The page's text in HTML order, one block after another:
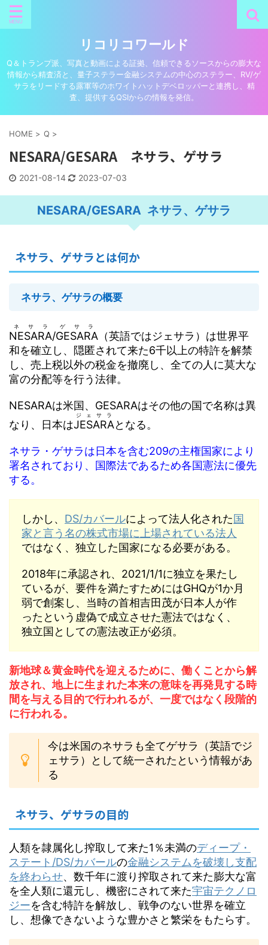
リコリコワールド
Q＆トランプ派、写真と動画による証拠、信頼できるソースからの膨大な
情報から精査済と、量子ステラー金融システムの中心のステラー、RV/ゲ
サラをリードする露軍等のホワイトハットデベロッパーと連携し、精
査、提供するQSIからの情報を発信。
HOME > Q >
NESARA/GESARA ネサラ、ゲサラ
2021-08-14 2023-07-03
NESARA/GESARA ネサラ、ゲサラ
ネサラ、ゲサラとは何か
ネサラ、ゲサラの概要
NESARA
ネサラ
/GESARA
ゲサラ
（英語ではジェサラ）は世界平
和を確立し、隠匿されて来た6千以上の特許を解禁
し、売上税以外の税金を撤廃し、全ての人に莫大な
富の分配等を行う法律。
NESARAは米国、GESARAはその他の国で名称は異
なり、日本はJESARA
ジェサラ
となる。
ネサラ・ゲサラは日本を含む209の主権国家により
署名されており、国際法であるため各国憲法に優先
する。
しかし、 DS/カバールによって法人化された国
家と言う名の株式市場に上場されている法人
ではなく、独立した国家になる必要がある。
2018年に承認され、2021/1/1に独立を果たし
ているが、要件を満たすためにはGHQが1か月
弱で創案し、当時の首相吉田茂が日本人が作
ったという虚偽で成立させた憲法ではなく、
独立国としての憲法改正が必須。
新地球＆黄金時代を迎えるために、働くことから解
放され、地上に生まれた本来の意味を再発見する時
間を与える目的で行われるが、一度ではなく段階的
に行われる。
今は米国のネサラも全てゲサラ（英語でジ
ェサラ）として統一されたという情報があ
る
ネサラ、ゲサラの目的
人類を隷属化し搾取して来た1％未満のディープ・
ステート/DS/カバールの金融システムを破壊し支配
を終わらせ、数千年に渡り搾取されて来た膨大な富
を全人類に還元し、機密にされて来た宇宙テクノロ
ジーを含む特許を解放し、戦争のない世界を確立
し、想像できないような豊かさと繁栄をもたらす。